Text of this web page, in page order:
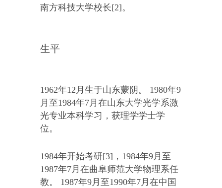
南方科技大学校长[2]。
生平
1962年12月生于山东蒙阴。 1980年9
月至1984年7月在山东大学光学系激
光专业本科学习，获理学学士学
位。
1984年开始考研[3]，1984年9月至
1987年7月在曲阜师范大学物理系任
教。 1987年9月至1990年7月在中国